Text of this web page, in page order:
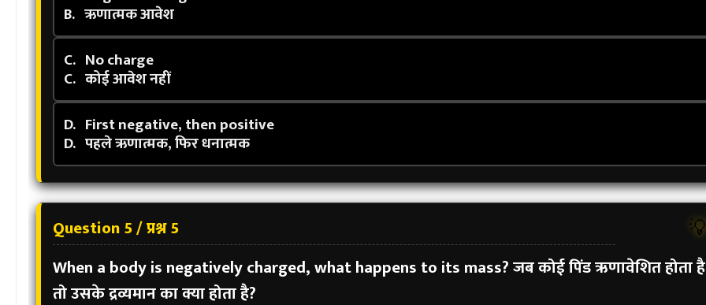
B. ऋणात्मक आवेश
C. No charge
C. कोई आवेश नहीं
D. First negative, then positive
D. पहले ऋणात्मक, फिर धनात्मक
Question 5 / प्रश्न 5
When a body is negatively charged, what happens to its mass?जब कोई पिंड ऋणावेशित होता
तो उसके द्रव्यमान का क्या होता है?